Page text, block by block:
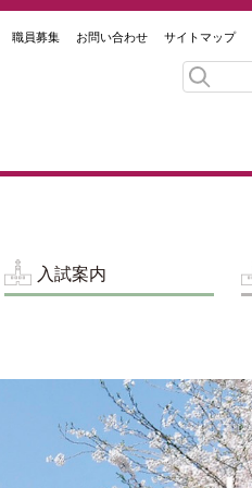
職員募集 お問い合わせ サイトマップ
入試案内